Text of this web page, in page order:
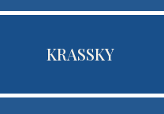
KRASSKY